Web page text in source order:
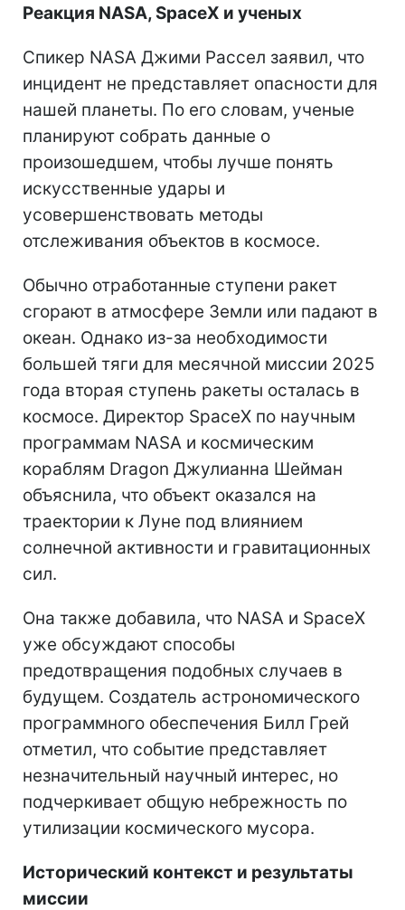
Реакция NASA, SpaceX и ученых
Спикер NASA Джими Рассел заявил, что
инцидент не представляет опасности для
нашей планеты. По его словам, ученые
планируют собрать данные о
произошедшем, чтобы лучше понять
искусственные удары и
усовершенствовать методы
отслеживания объектов в космосе.
Обычно отработанные ступени ракет
сгорают в атмосфере Земли или падают в
океан. Однако из-за необходимости
большей тяги для месячной миссии 2025
года вторая ступень ракеты осталась в
космосе. Директор SpaceX по научным
программам NASA и космическим
кораблям Dragon Джулианна Шейман
объяснила, что объект оказался на
траектории к Луне под влиянием
солнечной активности и гравитационных
сил.
Она также добавила, что NASA и SpaceX
уже обсуждают способы
предотвращения подобных случаев в
будущем. Создатель астрономического
программного обеспечения Билл Грей
отметил, что событие представляет
незначительный научный интерес, но
подчеркивает общую небрежность по
утилизации космического мусора.
Исторический контекст и результаты
миссии